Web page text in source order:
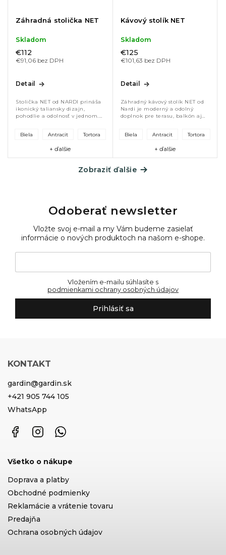
Záhradná stolička NET
Skladom
€91,06 bez DPH
€112
Detail
Stolička NET od NARDI prináša
ikonický taliansky dizajn,
pohodlie a odolnosť v jednom.
vláknami je ľahká, stohovateľná
Biela Antracit Tortora
+ ďalšie
Kávový stolík NET
Skladom
€101,63 bez DPH
€125
Detail
Záhradný kávový stolík NET od
Nardi je moderný a odolný
doplnok pre terasu, balkón aj
sklenenými vláknami a UV
Biela Antracit Tortora
+ ďalšie
Zobraziť ďalšie
Odoberať newsletter
Vložte svoj e-mail a my Vám budeme zasielať
informácie o nových produktoch na našom e-shope.
podmienkami ochrany osobných údajov
Prihlásiť sa
KONTAKT
gardin@gardin.sk
+421 905 744 105
WhatsApp
FacebookInstagram
Všetko o nákupe
Doprava a platby
Obchodné podmienky
Reklamácie a vrátenie tovaru
Predajňa
Ochrana osobných údajov